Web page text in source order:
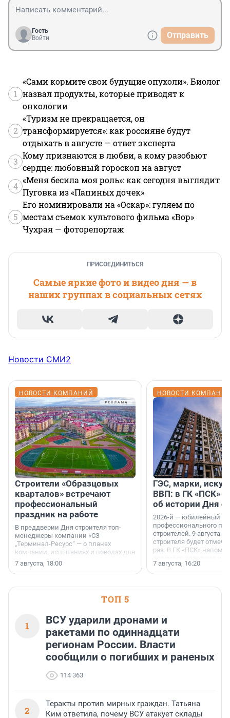
Гость
Войти
Отправить
1
«Сами кормите свои будущие опухоли». Биолог
назвал продукты, которые приводят к
онкологии
2
«Туризм не прекращается, он
трансформируется»: как россияне будут
отдыхать в августе — ответ эксперта
3
Кому признаются в любви, а кому разобьют
сердце: любовный гороскоп на август
4
«Меня бесила моя роль»: как сегодня выглядит
Пуговка из «Папиных дочек»
5
Его номинировали на «Оскар»: гуляем по
местам съемок культового фильма «Вор»
Чухрая — фоторепортаж
ПРИСОЕДИНИТЬСЯ
Самые яркие фото и видео дня — в
наших группах в социальных сетях
Новости СМИ2
НОВОСТИ КОМПАНИЙ
Строители «Образцовых
кварталов» встречают
профессиональный
праздник на работе
В преддверии Дня строителя топ-
менеджеры компании «СЗ
„Терминал-Ресурс“ — о планах
компании, испытаниях и поводах для
осторожного оптимизма.
7 августа, 18:00
НОВОСТИ
ГЭС, марки,
ВВП: в ГК «ПСК»
об истории Дня
2026-й — юбилейный
профессионального
строителей. 9 августа
строителя будет
раз. В ГК «ПСК»
поменялась роль
7 августа, 16:20
ТОП 5
1
ВСУ ударили дронами и
ракетами по одиннадцати
регионам России. Власти
сообщили о погибших и раненых
114 363
2
Теракты против мирных граждан. Татьяна
Ким ответила, почему ВСУ атакует склады